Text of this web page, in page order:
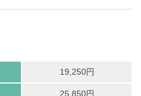
19,250円
25,850円